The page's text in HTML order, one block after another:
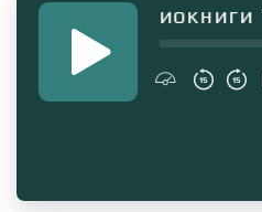
аудиокниги